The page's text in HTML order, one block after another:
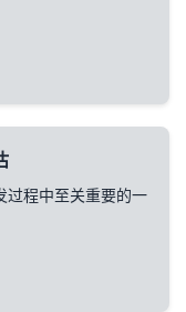
过程中至关重要的一